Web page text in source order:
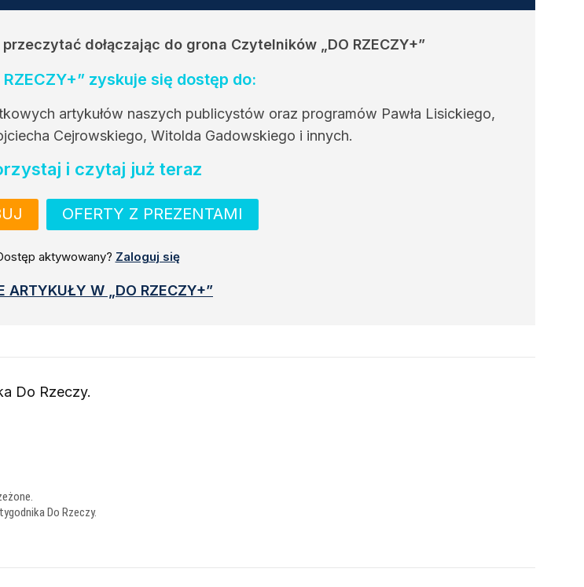
dołączając do grona Czytelników „DO RZECZY+”
RZECZY+” zyskuje się dostęp do:
artykułów naszych publicystów oraz programów Pawła Lisickiego,
Cejrowskiego, Witolda Gadowskiego i innych.
i czytaj już teraz
OFERTY Z PREZENTAMI
aktywowany? Zaloguj się
ARTYKUŁY W „DO RZECZY+”
Do Rzeczy.
Do Rzeczy.